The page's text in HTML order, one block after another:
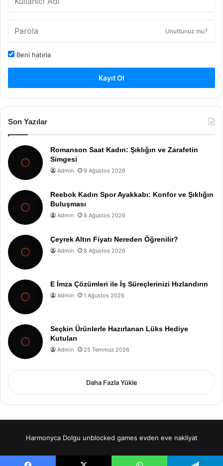
Unuttunuz mu?
Beni hatırla
Kayıt Ol
Son Yazılar
Romanson Saat Kadın: Şıklığın ve Zarafetin
Simgesi
Admin 9 Ağustos 2026
Reebok Kadın Spor Ayakkabı: Konfor ve Şıklığın
Buluşması
Admin 8 Ağustos 2026
Çeyrek Altın Fiyatı Nereden Öğrenilir?
Admin 8 Ağustos 2026
E İmza Çözümleri ile İş Süreçlerinizi Hızlandırın
Admin 1 Ağustos 2026
Seçkin Ürünlerle Hazırlanan Lüks Hediye
Kutuları
Admin 25 Temmuz 2026
Daha Fazla Yükle
Harmonyca Dolgu unblocked games evden eve nakliyat